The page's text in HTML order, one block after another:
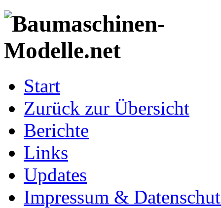
Start
Zurück zur Übersicht
Berichte
Links
Updates
Impressum &